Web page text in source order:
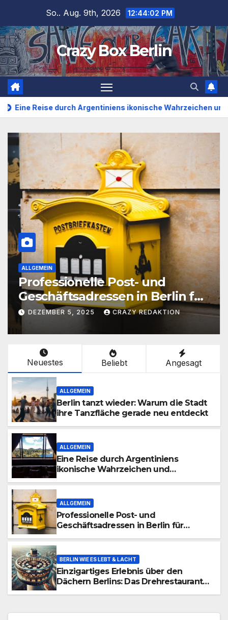
springen
So.. Aug. 9th, 2026 12:44:03 PM
Crazy Box Berlin
Argentiniens ikonische Wahrzeichen und verborgene
ALLGEMEIN
Professionelle Post- und
Geschäftsadressen in Berlin für
Privatpersonen, Gründer und
Unternehmen
DEZEMBER 5, 2025 CRAZY REDAKTION
Neuestes Beliebt Angesagt
ALLGEMEIN
Berlin tanzt wieder: Warum die Stadt
ihre Tanzfläche gerade neu entdeckt
ALLGEMEIN
Eine Reise durch Argentiniens
ikonische Wahrzeichen und
ALLGEMEIN
Professionelle Post- und
Geschäftsadressen in Berlin für
BERLIN WIE ES LEBT & LACHT
Einzigartiges Erlebnis über den
Dächern Berlins: Das Drehrestaurant